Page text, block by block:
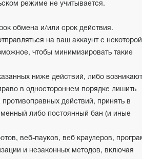
режиме не учитывается.
обмена и/или срок действия.
на ваш аккаунт с некоторой
чтобы минимизировать такие
ниже действий, либо возникают
в одностороннем порядке лишить
действий, принять в
либо постоянный бан (и иные
веб-пауков, веб краулеров,
и незаконных методов, включая